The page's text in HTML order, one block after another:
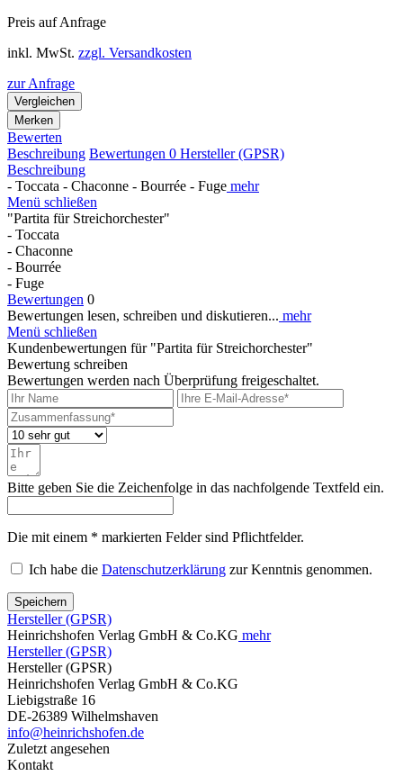
Preis auf Anfrage
inkl. MwSt. zzgl. Versandkosten
zur Anfrage
Vergleichen
Merken
Bewerten
Beschreibung Bewertungen 0 Hersteller (GPSR)
Beschreibung
- Toccata - Chaconne - Bourrée - Fuge mehr
Menü schließen
"Partita für Streichorchester"
- Toccata
- Chaconne
- Bourrée
- Fuge
Bewertungen 0
Bewertungen lesen, schreiben und diskutieren... mehr
Menü schließen
Kundenbewertungen für "Partita für Streichorchester"
Bewertung schreiben
Bewertungen werden nach Überprüfung freigeschaltet.
Bitte geben Sie die Zeichenfolge in das nachfolgende Textfeld ein.
Die mit einem * markierten Felder sind Pflichtfelder.
Ich habe die Datenschutzerklärung zur Kenntnis genommen.
Speichern
Hersteller (GPSR)
Heinrichshofen Verlag GmbH & Co.KG mehr
Hersteller (GPSR)
Hersteller (GPSR)
Heinrichshofen Verlag GmbH & Co.KG
Liebigstraße 16
DE-26389 Wilhelmshaven
info@heinrichshofen.de
Zuletzt angesehen
Kontakt